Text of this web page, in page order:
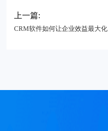
上一篇:
CRM软件如何让企业效益最大化